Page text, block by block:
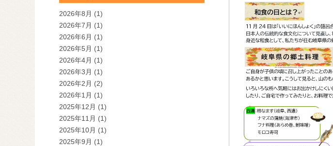
2026年8月 (1)
2026年7月 (1)
2026年6月 (1)
2026年5月 (1)
2026年4月 (1)
2026年3月 (1)
2026年2月 (2)
2026年1月 (1)
2025年12月 (1)
2025年11月 (1)
2025年10月 (1)
2025年9月 (1)